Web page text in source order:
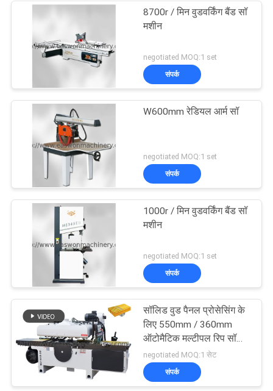
8700r / मिन वुडवर्किंग बैंड सॉ
मशीन
negotiated MOQ:1 set
संपर्क
W600mm रेडियल आर्म सॉ
negotiated MOQ:1 set
संपर्क
1000r / मिन वुडवर्किंग बैंड सॉ
मशीन
negotiated MOQ:1 set
संपर्क
सॉलिड वुड पैनल प्रोसेसिंग के
लिए 550mm / 360mm
ऑटोमैटिक मल्टीपल रिप सॉ
मशीन
negotiated MOQ:1 सेट
संपर्क